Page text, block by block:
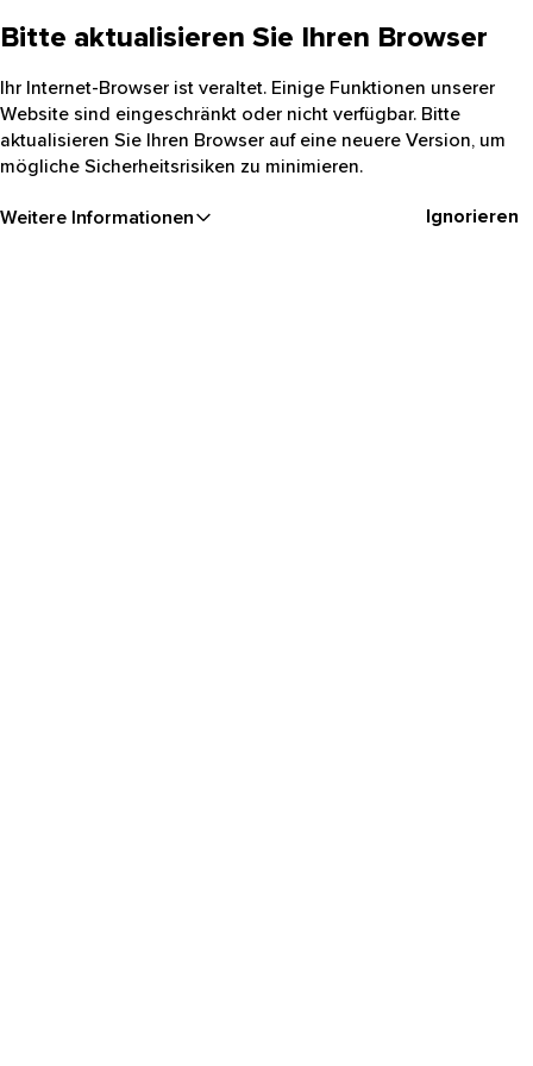
Bitte aktualisieren Sie Ihren Browser
Ihr Internet-Browser ist veraltet. Einige Funktionen unserer
Website sind eingeschränkt oder nicht verfügbar. Bitte
aktualisieren Sie Ihren Browser auf eine neuere Version, um
mögliche Sicherheitsrisiken zu minimieren.
Weitere Informationen Ignorieren